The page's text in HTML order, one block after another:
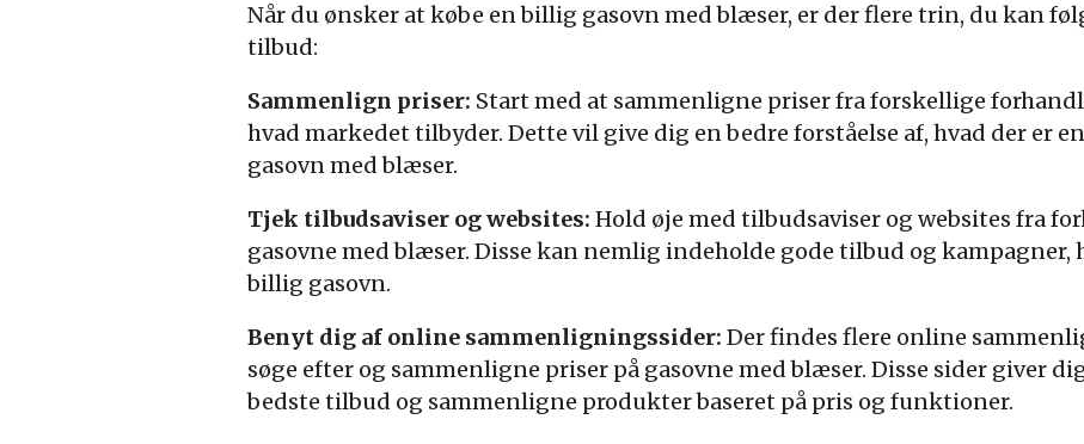
Når du ønsker at købe en billig gasovn med blæser, er der flere trin, du kan
tilbud:
Sammenlign priser: Start med at sammenligne priser fra forskellige
hvad markedet tilbyder. Dette vil give dig en bedre forståelse af, hvad der er
gasovn med blæser.
Tjek tilbudsaviser og websites: Hold øje med tilbudsaviser og websites fra
gasovne med blæser. Disse kan nemlig indeholde gode tilbud og kampagner,
billig gasovn.
Benyt dig af online sammenligningssider: Der findes flere online
søge efter og sammenligne priser på gasovne med blæser. Disse sider giver
bedste tilbud og sammenligne produkter baseret på pris og funktioner.